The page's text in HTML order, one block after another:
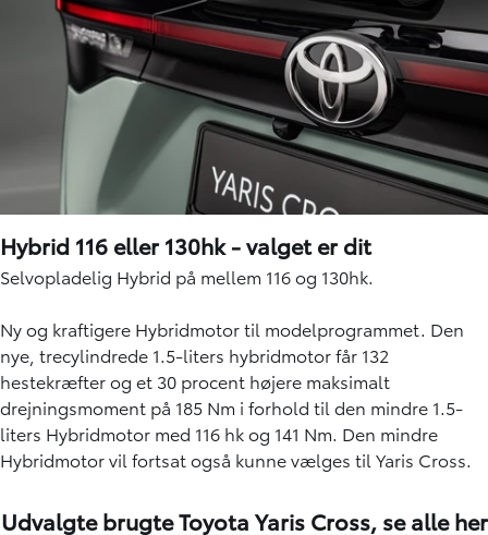
Hybrid 116 eller 130hk - valget er dit
Selvopladelig Hybrid på mellem 116 og 130hk.
Ny og kraftigere Hybridmotor til modelprogrammet. Den
nye, trecylindrede 1.5-liters hybridmotor får 132
hestekræfter og et 30 procent højere maksimalt
drejningsmoment på 185 Nm i forhold til den mindre 1.5-
liters Hybridmotor med 116 hk og 141 Nm. Den mindre
Hybridmotor vil fortsat også kunne vælges til Yaris Cross.
Udvalgte brugte Toyota Yaris Cross,se alle her